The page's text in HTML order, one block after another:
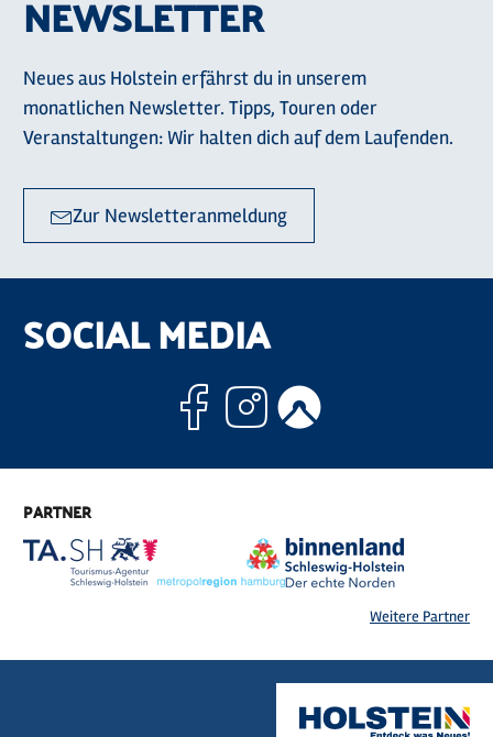
NEWSLETTER
Neues aus Holstein erfährst du in unserem
monatlichen Newsletter. Tipps, Touren oder
Veranstaltungen: Wir halten dich auf dem Laufenden.
Zur Newsletteranmeldung
SOCIAL MEDIA
Facebook
Instagram
PARTNER
Weitere Partner